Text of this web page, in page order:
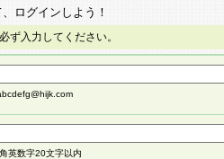
ログインしよう！
ず入力してください。
英数字20文字以内